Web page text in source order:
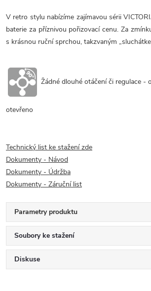
V retro stylu nabízíme zajímavou sérii
baterie za příznivou pořizovací cenu. Za
s krásnou ruční sprchou, takzvaným
Žádné dlouhé otáčení či regulace -
otevřeno
Technický list ke stažení zde
Dokumenty - Návod
Dokumenty - Údržba
Dokumenty - Záruční list
Parametry produktu
Soubory ke stažení
Diskuse